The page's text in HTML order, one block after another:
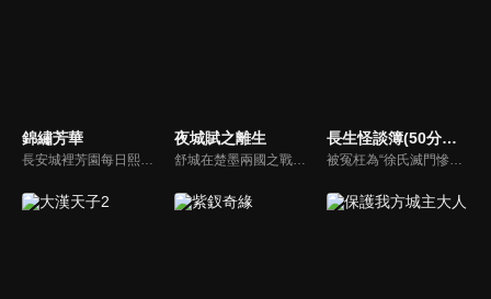
錦繡芳華
長安城裡芳園每日熙來攘往，門庭若市，即便屢遭縣主李幼貞掣肘，依舊屹立不倒。萬國來朝時，芳園之主何惟芳臨危受命，於風雪中盛放牡丹，盡顯國色芳華，一時聲名大噪。經商致富之夢眼看就要成真，卻又突聞母親去世真相，對當下所為頓生迷茫，行商前路未卜。一次意外遇險，讓何惟芳豁然開朗，徹悟商人大義，轉以實業利民，教授百姓立業，創辦平價醫藥館“悟庸堂"造福萬民。同時暗中助力花鳥使蔣長揚與聖人，對抗意圖造反的寧王，重振國風。蔣長揚終與何惟芳心意互通，卻又不得不為大業而死。何惟芳決意要繼續實現二人共同的家國理想，她一邊行商濟民，一邊暗中籌措兵馬，欲助聖人捲土重來。生死關頭蔣長揚踏血而歸，與何惟芳所助河東軍並肩作戰，最終大敗寧王。諸事落定，國泰民安，牡丹芳飄萬里，春耕大地。
夜城賦之離生
舒城在楚墨兩國之戰中落敗，並成為了墨國五皇女莫茴的魂器。失去自我意識的舒城跟隨姐姐莫茹回到墨國，面對失而復得的妹妹，莫茹欣喜又憂慮。為了保護親人和國家她棄醫從戎，甚至為了保護莫茴不惜被砍掉一條手臂，然而這一切都阻擋不了局勢的動盪不安...
長生怪談簿(50分鐘版)
被冤枉為“徐氏滅門慘案”兇手的主人公在多年後深陷倖存者的複仇圈套，成功說服其共同對抗真兇，並找出真相的故事。整個故事發生在一個荒山客棧，眾人鬥智斗勇，一步步揭開每個人的秘密，還原案件本來面目。